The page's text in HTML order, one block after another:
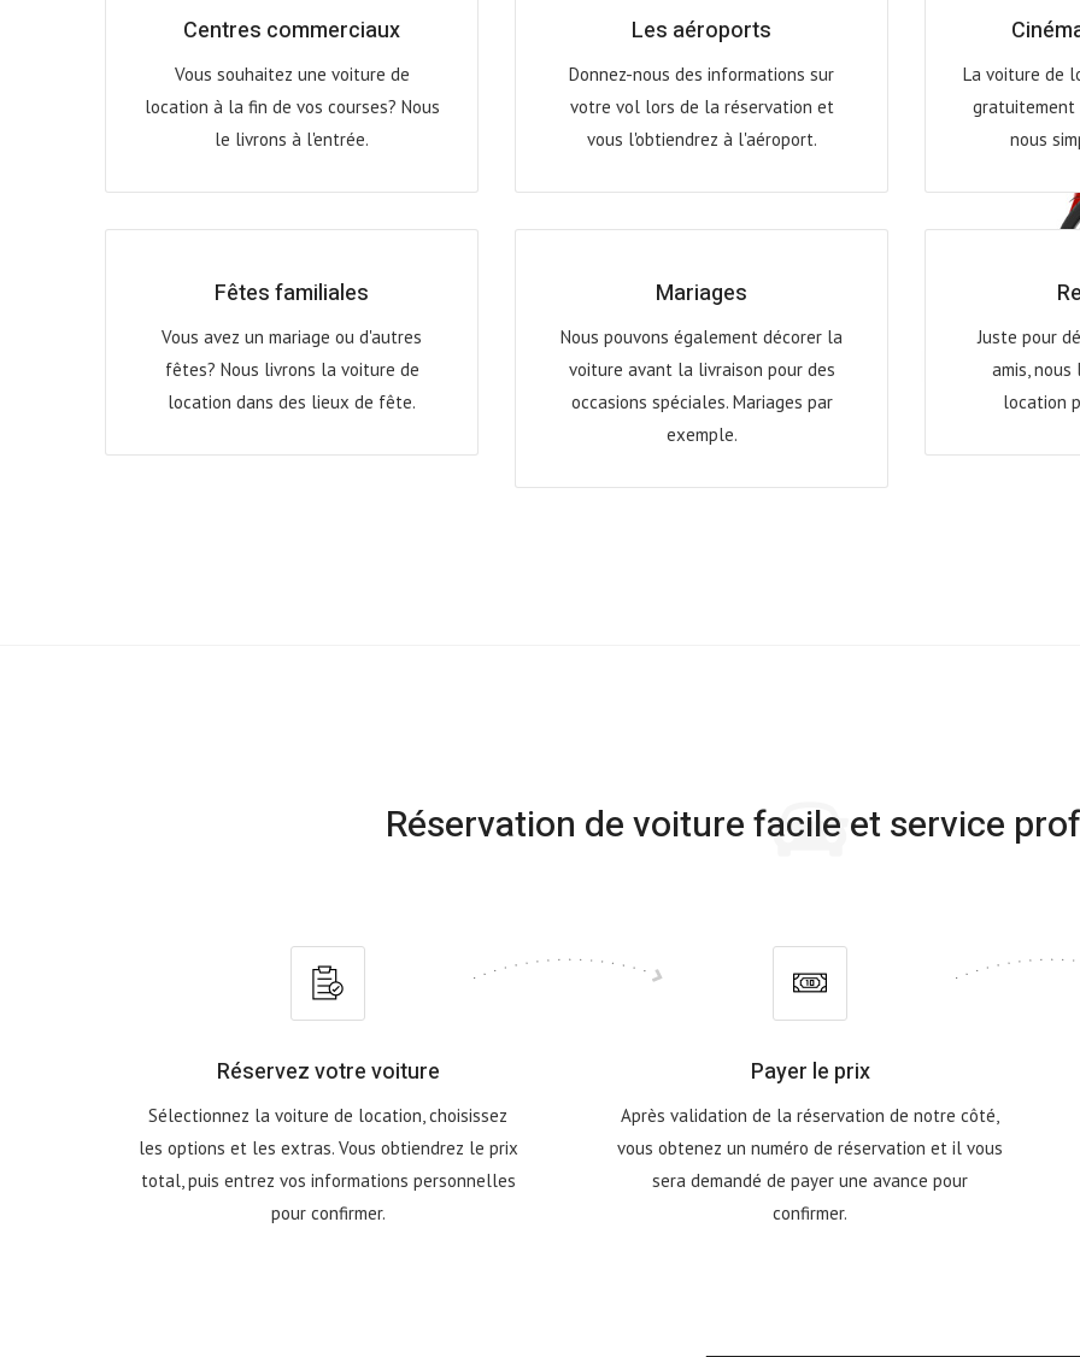
Centres commerciaux
Vous souhaitez une voiture de
location à la fin de vos courses? Nous
le livrons à l'entrée.
Les aéroports
Donnez-nous des informations sur
votre vol lors de la réservation et
vous l'obtiendrez à l'aéroport.
La voiture de
gratuitement
nous
Fêtes familiales
Vous avez un mariage ou d'autres
fêtes? Nous livrons la voiture de
location dans des lieux de fête.
Mariages
Nous pouvons également décorer la
voiture avant la livraison pour des
occasions spéciales. Mariages par
exemple.
Juste pour
amis,
location
Réservation de voiture facile et service
Réservez votre voiture
Sélectionnez la voiture de location, choisissez
les options et les extras. Vous obtiendrez le prix
total, puis entrez vos informations personnelles
pour confirmer.
Payer le prix
Après validation de la réservation de notre côté,
vous obtenez un numéro de réservation et il vous
sera demandé de payer une avance pour
confirmer.